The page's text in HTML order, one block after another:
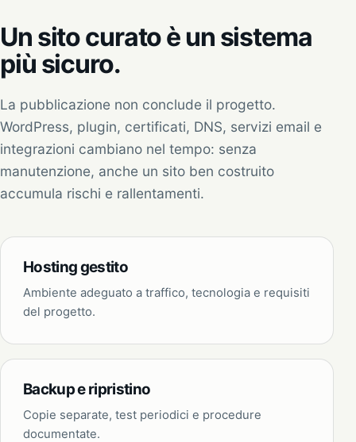
Un sito curato è un sistema
più sicuro.
La pubblicazione non conclude il progetto.
WordPress, plugin, certificati, DNS, servizi email e
integrazioni cambiano nel tempo: senza
manutenzione, anche un sito ben costruito
accumula rischi e rallentamenti.
Hosting gestito
Ambiente adeguato a traffico, tecnologia e requisiti
del progetto.
Backup e ripristino
Copie separate, test periodici e procedure
documentate.